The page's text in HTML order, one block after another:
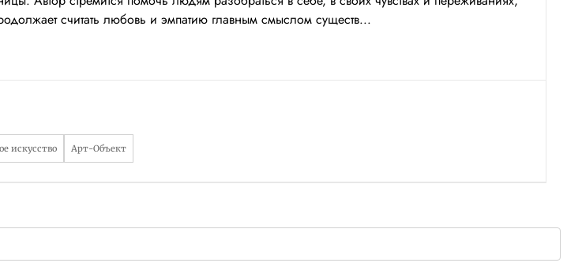
считать любовь и эмпатию главным смыслом существ...
искусство Арт-Объект